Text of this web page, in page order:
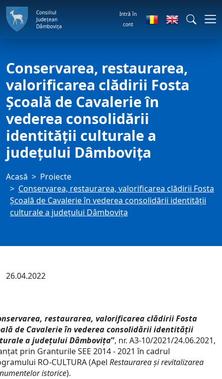
Consiliul
Județean
Dâmbovița
Intră în
cont
Conservarea, restaurarea,
valorificarea clădirii Fosta
Școală de Cavalerie în
vederea consolidării
identității culturale a
județului Dâmbovița
Acasă
Proiecte
Conservarea, restaurarea, valorificarea clădirii Fosta
Școală de Cavalerie în vederea consolidării identității
culturale a județului Dâmbovița
26.04.2022
restaurarea, valorificarea clădirii Fosta
de Cavalerie în vederea consolidării identității
a județului Dâmbovița”, nr. A3-10/2021/24.06.2021,
prin Granturile SEE 2014 - 2021 în cadrul
RO-CULTURA (Apel Restaurarea și revitalizarea
istorice).